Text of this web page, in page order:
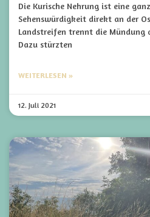
Die Kurische Nehrung ist eine
Sehenswürdigkeit direkt an der
Landstreifen trennt die Mündung
Dazu stürzten
WEITERLESEN »
12. Juli 2021